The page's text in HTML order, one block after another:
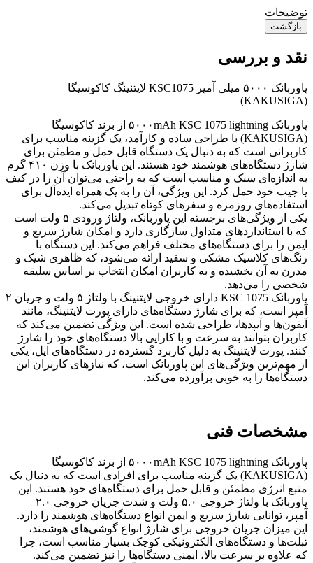
توضیحات
بازگشت
نقد و بررسی
پاوربانک ۵۰۰۰ میلی آمپر KSC1075 لایتنینگ کاکوسیگا
(KAKUSIGA)
پاوربانک ۵۰۰۰mAh KSC 1075 lightning از برند کاکوسیگا
(KAKUSIGA) با طراحی ساده و کارآمد، یک گزینه مناسب برای
کاربرانی است که به دنبال یک دستگاه قابل حمل و مطمئن برای
شارژ دستگاه‌های هوشمند خود هستند. این پاوربانک با وزن ۴۱۰ گرم
به اندازه‌ای سبک و مناسب است که به راحتی می‌توان آن را در کیف
یا جیب خود حمل کرد. این ویژگی، آن را به یک همراه ایده‌آل برای
استفاده‌های روزمره و سفرهای کوتاه تبدیل می‌کند.
یکی از ویژگی‌های برجسته این پاوربانک، ولتاژ ورودی ۵ ولت است
که با استانداردهای متداول سازگاری دارد و امکان شارژ سریع و
ایمن را برای دستگاه‌های مختلف فراهم می‌کند. این دستگاه با
رنگ‌های کلاسیک مشکی و سفید ارائه می‌شود، که ظاهری شیک و
مدرن به آن بخشیده و به کاربران امکان انتخاب بر اساس سلیقه
شخصی را می‌دهد.
پاوربانک KSC 1075 دارای خروجی لایتنینگ با ولتاژ ۵ ولت و جریان ۲
آمپر است، که برای شارژ دستگاه‌های دارای پورت لایتنینگ، مانند
آیفون‌ها و آیپدها، طراحی شده است. این ویژگی تضمین می‌کند که
کاربران بتوانند به سرعت و با کارایی بالا دستگاه‌های خود را شارژ
کنند. پورت لایتنینگ به دلیل کاربرد گسترده در دستگاه‌های اپل، یکی
از مهم‌ترین ویژگی‌های این پاوربانک است، که نیازهای کاربران این
دستگاه‌ها را به خوبی برآورده می‌کند.
مشخصات فنی
پاوربانک ۵۰۰۰mAh KSC 1075 lightning از برند کاکوسیگا
(KAKUSIGA) یک گزینه مناسب برای افرادی است که به دنبال یک
منبع انرژی مطمئن و قابل حمل برای دستگاه‌های خود هستند. این
پاوربانک با ولتاژ خروجی ۵.۰ ولت و شدت جریان خروجی ۲.۰
آمپر، توانایی شارژ سریع و ایمن انواع دستگاه‌های هوشمند را دارد.
این میزان جریان خروجی برای شارژ انواع گوشی‌های هوشمند،
تبلت‌ها و دستگاه‌های الکترونیکی کوچک بسیار مناسب است، چرا
که علاوه بر سرعت بالا، ایمنی دستگاه‌ها را نیز تضمین می‌کند.